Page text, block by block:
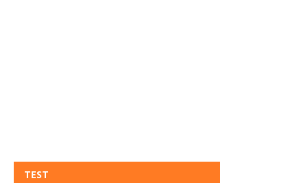
TEST